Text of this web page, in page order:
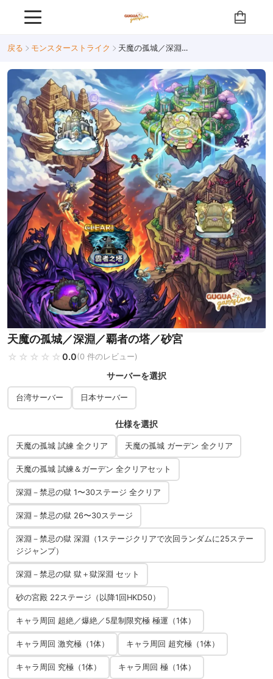
戻る モンスターストライク 天魔の孤城／深淵／覇者の塔／砂宮
天魔の孤城／深淵／覇者の塔／砂宮
☆☆☆☆☆
★★★★★ 0.0(0 件のレビュー)
サーバーを選択
台湾サーバー 日本サーバー
仕様を選択
天魔の孤城 試練 全クリア 天魔の孤城 ガーデン 全クリア
天魔の孤城 試練＆ガーデン 全クリアセット
深淵－禁忌の獄 1〜30ステージ 全クリア
深淵－禁忌の獄 26〜30ステージ
深淵－禁忌の獄 深淵（1ステージクリアで次回ランダムに25ステー
ジジャンプ）
深淵－禁忌の獄 獄＋獄深淵 セット
砂の宮殿 22ステージ（以降1回HKD50）
キャラ周回 超絶／爆絶／5星制限究極 極運（1体）
キャラ周回 激究極（1体） キャラ周回 超究極（1体）
キャラ周回 究極（1体） キャラ周回 極（1体）